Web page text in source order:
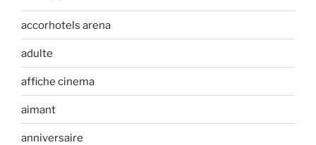
accorhotels arena
adulte
affiche cinema
aimant
anniversaire